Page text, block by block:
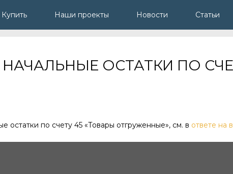
Купить Наши проекты Новости Статьи
ОСТАТКИ ПО
остатки по счету 45 «Товары отгруженные», см. в ответе на